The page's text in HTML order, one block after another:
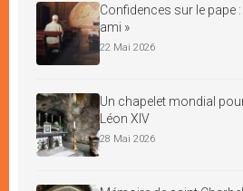
Confidences sur le pape
ami »
22 Mai 2026
Un chapelet mondial
Léon XIV
28 Mai 2026